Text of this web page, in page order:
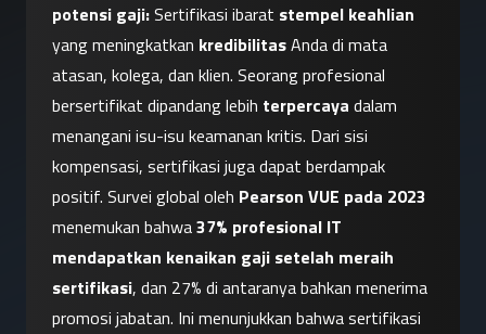
potensi gaji: Sertifikasi ibarat stempel keahlian
yang meningkatkan kredibilitas Anda di mata
atasan, kolega, dan klien. Seorang profesional
bersertifikat dipandang lebih terpercaya dalam
menangani isu-isu keamanan kritis. Dari sisi
kompensasi, sertifikasi juga dapat berdampak
positif. Survei global oleh Pearson VUE pada 2023
menemukan bahwa 37% profesional IT
mendapatkan kenaikan gaji setelah meraih
sertifikasi, dan 27% di antaranya bahkan menerima
promosi jabatan. Ini menunjukkan bahwa sertifikasi